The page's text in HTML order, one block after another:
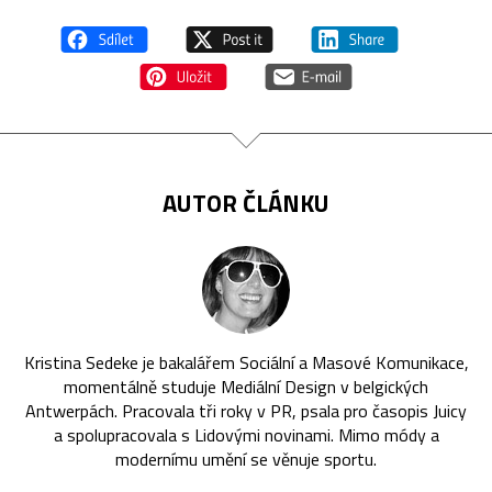
AUTOR ČLÁNKU
Kristina Sedeke je bakalářem Sociální a Masové Komunikace,
momentálně studuje Mediální Design v belgických
Antwerpách. Pracovala tři roky v PR, psala pro časopis Juicy
a spolupracovala s Lidovými novinami. Mimo módy a
modernímu umění se věnuje sportu.